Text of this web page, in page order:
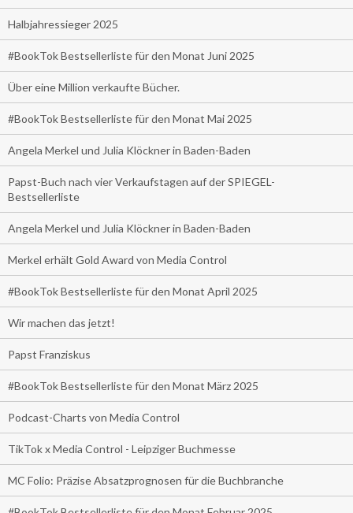
Halbjahressieger 2025
#BookTok Bestsellerliste für den Monat Juni 2025
Über eine Million verkaufte Bücher.
#BookTok Bestsellerliste für den Monat Mai 2025
Angela Merkel und Julia Klöckner in Baden-Baden
Papst-Buch nach vier Verkaufstagen auf der SPIEGEL-
Bestsellerliste
Angela Merkel und Julia Klöckner in Baden-Baden
Merkel erhält Gold Award von Media Control
#BookTok Bestsellerliste für den Monat April 2025
Wir machen das jetzt!
Papst Franziskus
#BookTok Bestsellerliste für den Monat März 2025
Podcast-Charts von Media Control
TikTok x Media Control - Leipziger Buchmesse
MC Folio: Präzise Absatzprognosen für die Buchbranche